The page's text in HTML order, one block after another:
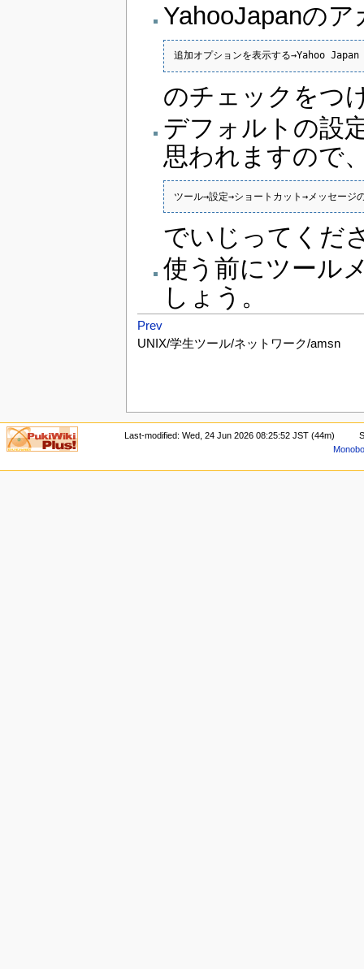
YahooJapanの
追加オプションを表示する→Yahoo Japan
のチェックをつ
デフォルトの設
思われますので
ツール→設定→ショートカット→メッセージ
でいじってくだ
使う前にツール
しょう。
Prev
UNIX/学生ツール/ネットワーク/amsn
Last-modified: Wed, 24 Jun 2026 08:25:52 JST (44m)